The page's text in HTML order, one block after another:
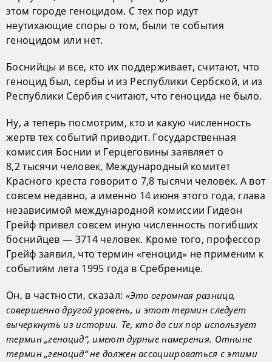
этом городе геноцидом. С тех пор идут
неутихающие споры о том, были те события
геноцидом или нет.
Боснийцы и все, кто их поддерживает, считают, что
геноцид был, сербы и из Республики Сербской, и из
Республики Сербия считают, что геноцида не было.
Ну, а теперь посмотрим, кто и какую численность
жертв тех событий приводит. Государственная
комиссия Боснии и Герцеговины заявляет о
8,2 тысячи человек, Международный комитет
Красного креста говорит о 7,8 тысячи человек. А вот
совсем недавно, а именно 14 июня этого года, глава
независимой международной комиссии Гидеон
Грейф привел совсем иную численность погибших
боснийцев — 3714 человек. Кроме того, профессор
Грейф заявил, что термин «геноцид» не применим к
событиям лета 1995 года в Сребренице.
Он, в частности, сказал: «Это огромная разница,
совершенно другой уровень, и этот термин следует
вычеркнуть из истории. Те, кто до сих пор использует
термин „геноцид“, имеют дурные намерения. Отныне
термин „геноцид“ не должен ассоциироваться с этими